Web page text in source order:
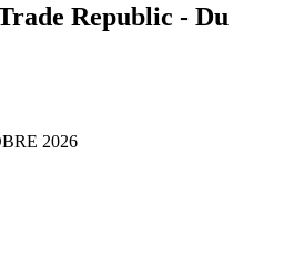
Republic - Du
2026